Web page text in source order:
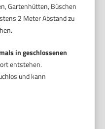
Gartenhütten, Büschen
2 Meter Abstand zu
in geschlossenen
entstehen.
und kann